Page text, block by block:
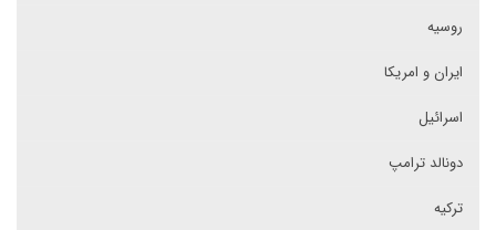
روسیه
ایران و امریکا
اسرائیل
دونالد ترامپ
ترکیه